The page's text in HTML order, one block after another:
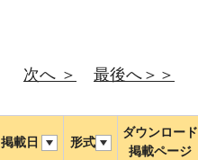
次へ ＞ 最後へ＞＞
掲載日 形式
ダウンロード
掲載ページ